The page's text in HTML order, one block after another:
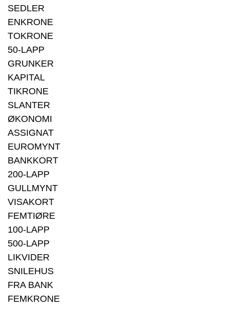
SEDLER
ENKRONE
TOKRONE
50-LAPP
GRUNKER
KAPITAL
TIKRONE
SLANTER
ØKONOMI
ASSIGNAT
EUROMYNT
BANKKORT
200-LAPP
GULLMYNT
VISAKORT
FEMTIØRE
100-LAPP
500-LAPP
LIKVIDER
SNILEHUS
FRA BANK
FEMKRONE